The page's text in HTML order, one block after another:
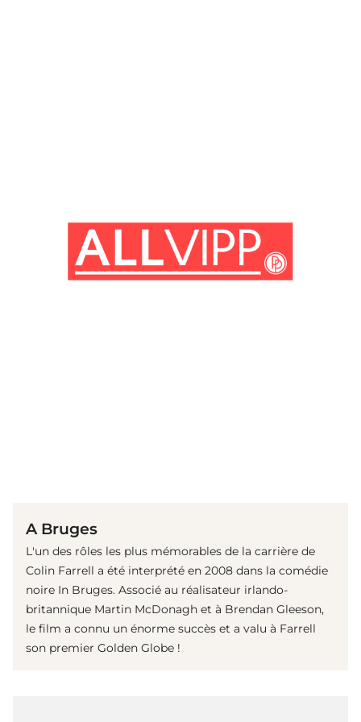
A Bruges
L'un des rôles les plus mémorables de la carrière de
Colin Farrell a été interprété en 2008 dans la comédie
noire In Bruges. Associé au réalisateur irlando-
britannique Martin McDonagh et à Brendan Gleeson,
le film a connu un énorme succès et a valu à Farrell
son premier Golden Globe !